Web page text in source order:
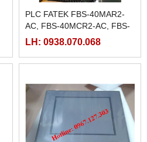
PLC FATEK FBS-40MAR2-
AC, FBS-40MCR2-AC, FBS-
40MCRT-AC, FBS-40MART-
LH: 0938.070.068